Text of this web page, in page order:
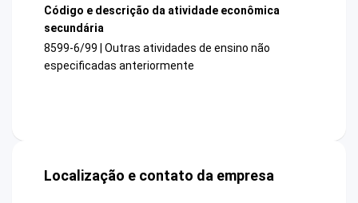
Código e descrição da atividade econômica
secundária
8599-6/99 | Outras atividades de ensino não
especificadas anteriormente
Localização e contato da empresa